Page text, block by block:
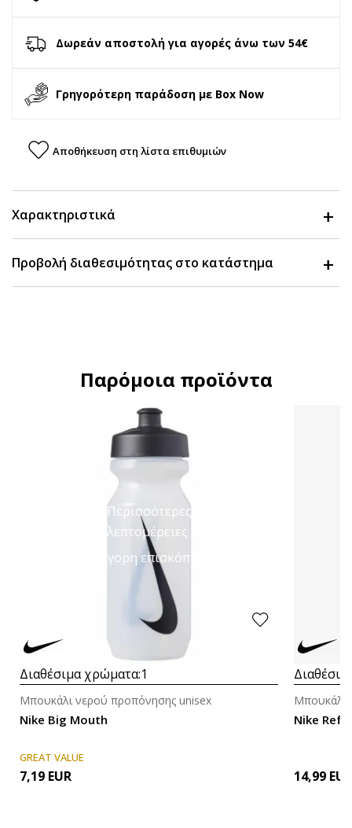
Δωρεάν αποστολή για αγορές άνω των 54€
Γρηγορότερη παράδοση με Box Now
Αποθήκευση στη λίστα επιθυμιών
Χαρακτηριστικά
Προβολή διαθεσιμότητας στο κατάστημα
Παρόμοια προϊόντα
Περισσότερες
λεπτομέρειες
Γρήγορη επισκόπηση
Διαθέσιμα χρώματα:1
Nike Big Mouth
Μπουκάλι νερού προπόνησης unisex
GREAT VALUE
7,19 EUR
Nike
Μπουκάλι
14,99 EUR